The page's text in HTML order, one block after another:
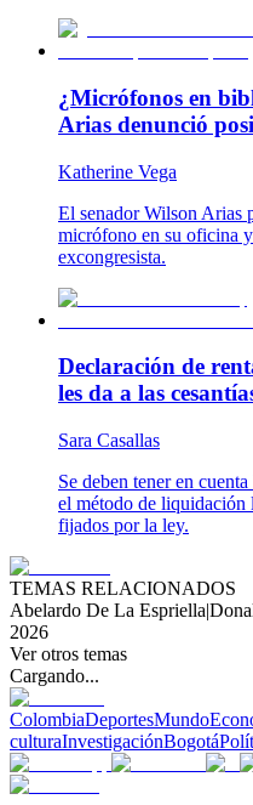
¿Micrófonos en
Arias denunció
Katherine Vega
El senador Wilson Arias
micrófono en su oficina
excongresista.
Declaración de
les da a las
Sara Casallas
Se deben tener en
el método de liquidación
fijados por la ley.
TEMAS RELACIONADOS
Abelardo De La Espriella|
2026
Ver otros temas
Cargando...
ColombiaDeportesMundo
culturaInvestigaciónBogotá